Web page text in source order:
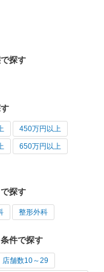
探す
450万円以上
650万円以上
探す
整形外科
件で探す
店舗数10～29